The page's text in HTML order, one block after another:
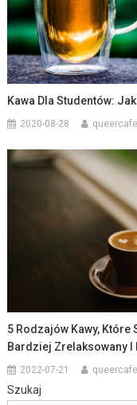
Kawa Dla Studentów:
2020-08-28
5 Rodzajów Kawy, Które
Bardziej Zrelaksowany I
2022-07-21
Szukaj